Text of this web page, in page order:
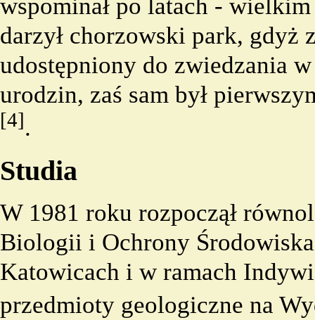
wspominał po latach -
darzył chorzowski park, gdyż
udostępniony do zwiedzania
urodzin, zaś sam był
[4].
Studia
W 1981 roku rozpoczął
Biologii i Ochrony
Katowicach i w ramach
przedmioty geologiczne na